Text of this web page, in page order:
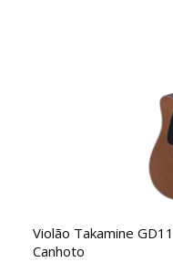
Violão Takamine
Canhoto